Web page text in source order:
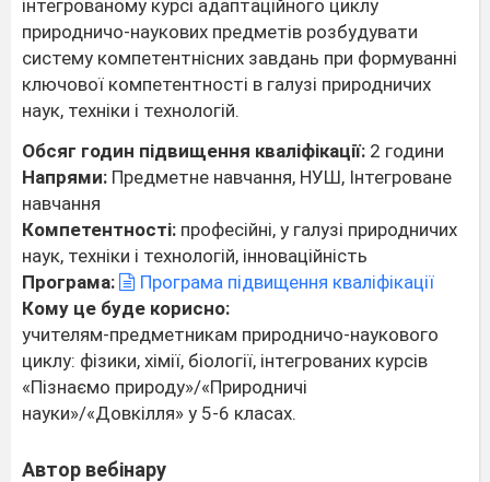
інтегрованому курсі адаптаційного циклу
природничо-наукових предметів розбудувати
систему компетентнісних завдань при формуванні
ключової компетентності в галузі природничих
наук, техніки і технологій.
Обсяг годин підвищення кваліфікації: 2 години
Напрями: Предметне навчання, НУШ, Інтегроване
навчання
Компетентності: професійні, у галузі природничих
наук, техніки і технологій, інноваційність
Програма:
Програма підвищення кваліфікації
Кому це буде корисно:
учителям-предметникам природничо-наукового
циклу: фізики, хімії, біології, інтегрованих курсів
«Пізнаємо природу»/«Природничі
науки»/«Довкілля» у 5-6 класах.
Автор вебінару